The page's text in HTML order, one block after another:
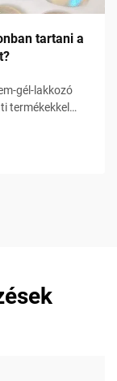
tartani a
gél-lakkozó
termékekkel
gél-lakkozó